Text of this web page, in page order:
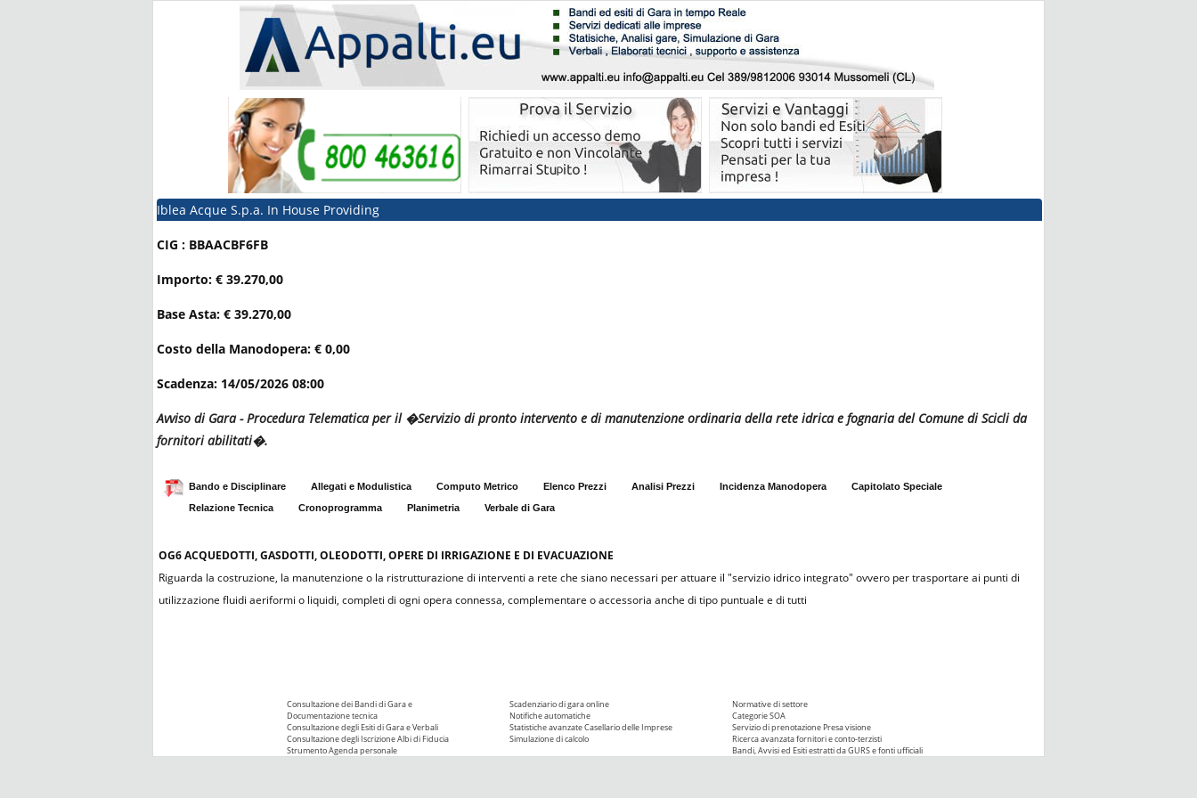
Iblea Acque S.p.a. In House Providing
CIG : BBAACBF6FB
Importo: € 39.270,00
Base Asta: € 39.270,00
Costo della Manodopera: € 0,00
Scadenza: 14/05/2026 08:00
Avviso di Gara - Procedura Telematica per il �Servizio di pronto intervento e di manutenzione ordinaria della rete idrica e fognaria del Comune di Scicli da
fornitori abilitati�.
Bando e Disciplinare Allegati e Modulistica Computo Metrico Elenco Prezzi Analisi Prezzi Incidenza Manodopera
Capitolato Speciale
Relazione Tecnica
Cronoprogramma Planimetria Verbale di Gara
OG6ACQUEDOTTI, GASDOTTI, OLEODOTTI, OPERE DI IRRIGAZIONE E DI EVACUAZIONE
Riguarda la costruzione, la manutenzione o la ristrutturazione di interventi a rete che siano necessari per attuare il "servizio idrico integrato" ovvero per trasportare ai punti di
utilizzazione fluidi aeriformi o liquidi, completi di ogni opera connessa, complementare o accessoria anche di tipo puntuale e di tutti
Consultazione dei Bandi di Gara e
Documentazione tecnica
Consultazione degli Esiti di Gara e Verbali
Consultazione degli Iscrizione Albi di Fiducia
Strumento Agenda personale
Scadenziario di gara online
Notifiche automatiche
Statistiche avanzateCasellario delle Imprese
Simulazione di calcolo
Normative di settore
Categorie SOA
Servizio di prenotazione Presa visione
Ricerca avanzata fornitori e conto-terzisti
Bandi, Avvisi ed Esiti estratti da GURS e fonti ufficiali